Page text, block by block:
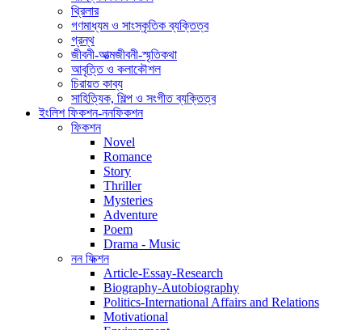
থ্রিলার
গণমাধ্যম ও সাংস্কৃতিক ব্যক্তিত্ব
গ্রন্থ
জীবনী-আত্মজীবনী-স্মৃতিকথা
আবৃত্তি ও কলাকৌশল
চিরায়ত কাব্য
সাহিত্যিক, শিল্প ও সংগীত ব্যক্তিত্ব
ইংলিশ ফিকশন-ননফিকশন
ফিকশন
Novel
Romance
Story
Thriller
Mysteries
Adventure
Poem
Drama - Music
নন ফিক্শন
Article-Essay-Research
Biography-Autobiography
Politics-International Affairs and Relations
Motivational